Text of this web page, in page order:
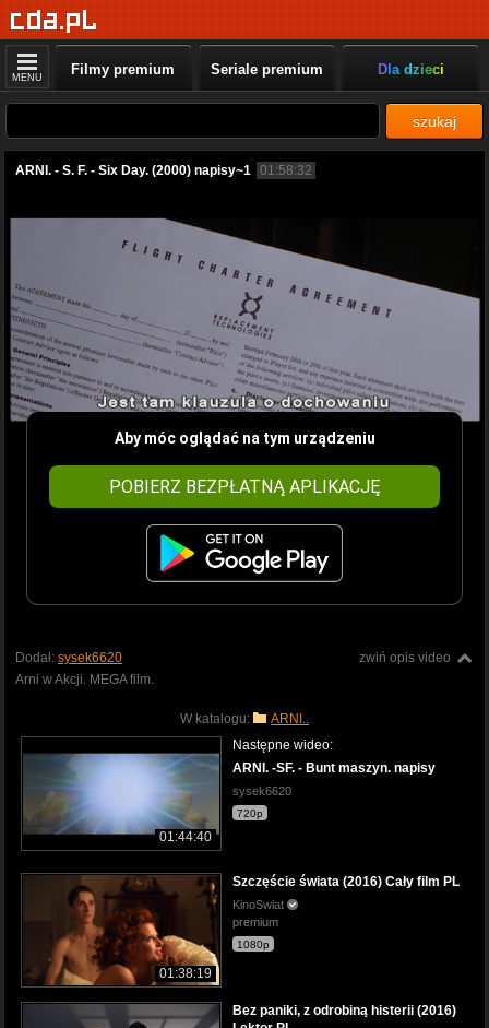
MENU Filmy premium Seriale premium Dla dzieci
szukaj
ARNI. - S. F. - Six Day. (2000) napisy~1 01:58:32
Aby móc oglądać na tym urządzeniu
POBIERZ BEZPŁATNĄ APLIKACJĘ
zwiń opis video
Dodał: sysek6620
Arni w Akcji. MEGA film.
W katalogu: ARNI..
01:44:40
Następne wideo:
ARNI. -SF. - Bunt maszyn. napisy
sysek6620
720p
01:38:19
Szczęście świata (2016) Cały film PL
KinoSwiat
premium
1080p
Bez paniki, z odrobiną histerii (2016)